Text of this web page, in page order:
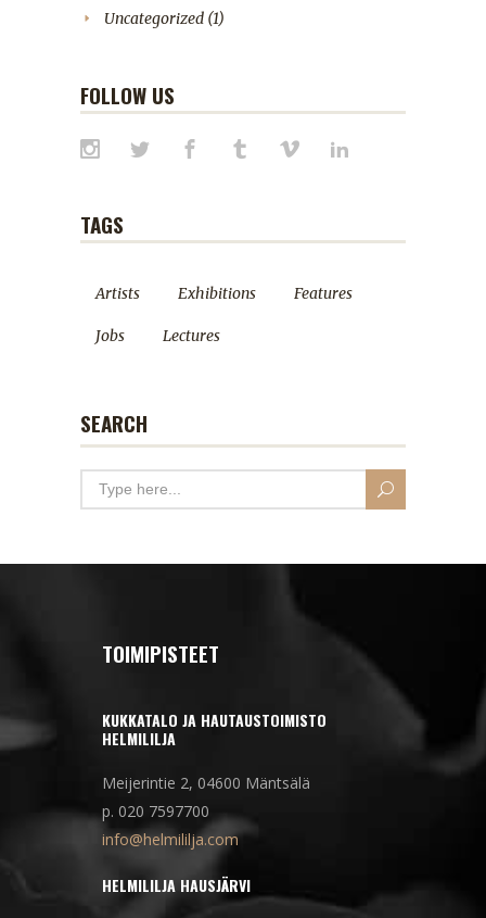
Uncategorized (1)
FOLLOW US
TAGS
Artists Exhibitions Features
Jobs Lectures
SEARCH
TOIMIPISTEET
KUKKATALO JA HAUTAUSTOIMISTO
HELMILILJA
Meijerintie 2, 04600 Mäntsälä
p. 020 7597700
info@helmililja.com
HELMILILJA HAUSJÄRVI